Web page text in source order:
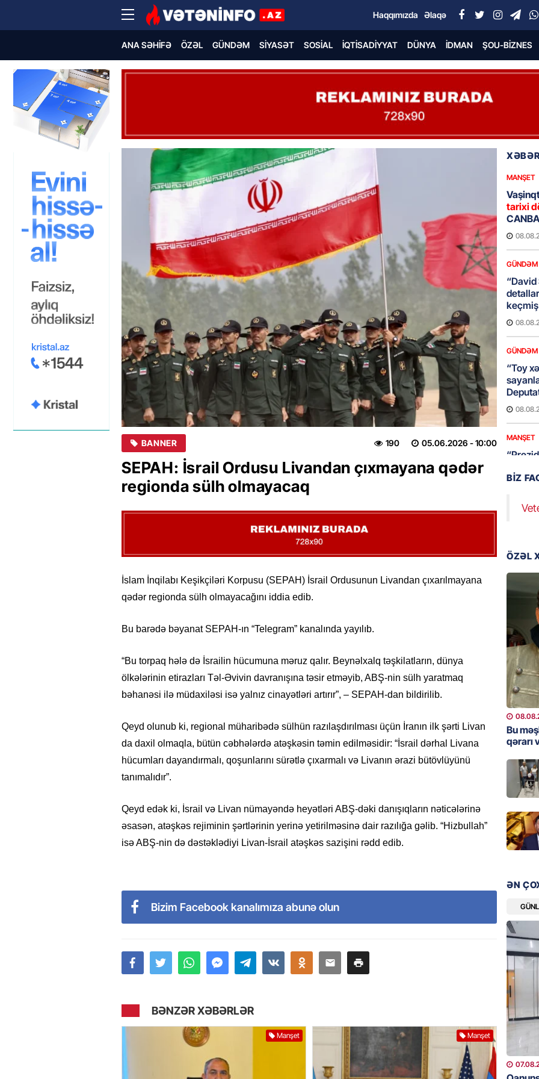
Haqqımızda Əlaqə
ANA SƏHIFƏ ÖZƏL GÜNDƏM SIYASƏT SOSIAL İQTISADIYYAT DÜNYA İDMAN ŞOU-BIZNES
BANNER 05.06.2026 - 10:00
190
SEPAH: İsrail Ordusu Livandan çıxmayana qədər
regionda sülh olmayacaq
İslam İnqilabı Keşikçiləri Korpusu (SEPAH) İsrail Ordusunun Livandan çıxarılmayana
qədər regionda sülh olmayacağını iddia edib.
Bu barədə bəyanat SEPAH-ın “Telegram” kanalında yayılıb.
“Bu torpaq hələ də İsrailin hücumuna məruz qalır. Beynəlxalq təşkilatların, dünya
ölkələrinin etirazları Təl-Əvivin davranışına təsir etməyib, ABŞ-nin sülh yaratmaq
bəhanəsi ilə müdaxiləsi isə yalnız cinayətləri artırır”, – SEPAH-dan bildirilib.
Qeyd olunub ki, regional müharibədə sülhün razılaşdırılması üçün İranın ilk şərti Livan
da daxil olmaqla, bütün cəbhələrdə atəşkəsin təmin edilməsidir: “İsrail dərhal Livana
hücumları dayandırmalı, qoşunlarını sürətlə çıxarmalı və Livanın ərazi bütövlüyünü
tanımalıdır”.
Qeyd edək ki, İsrail və Livan nümayəndə heyətləri ABŞ-dəki danışıqların nəticələrinə
əsasən, atəşkəs rejiminin şərtlərinin yerinə yetirilməsinə dair razılığa gəlib. “Hizbullah”
isə ABŞ-nin də dəstəklədiyi Livan-İsrail atəşkəs sazişini rədd edib.
Bizim Facebook kanalımıza abunə olun
BƏNZƏR XƏBƏRLƏR
Manşet Manşet
MANŞET
tarixi
GÜNDƏM
keçmiş
GÜNDƏM
“Toy
MANŞET
Video
–
Nikol
ZƏNG
ÖLKƏ
GÜNDƏM
qədər
ŞOU-
GÜNDƏM
18 il
MANŞET
17
olundu
Bu
qərarı
BIZ
ÖZƏL
Bu
qərarı
ƏN